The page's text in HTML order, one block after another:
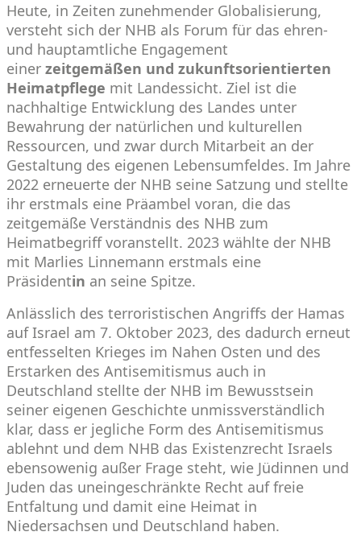
Heute, in Zeiten zunehmender Globalisierung,
versteht sich der NHB als Forum für das ehren-
und hauptamtliche Engagement
einer zeitgemäßen und zukunftsorientierten
Heimatpflege mit Landessicht. Ziel ist die
nachhaltige Entwicklung des Landes unter
Bewahrung der natürlichen und kulturellen
Ressourcen, und zwar durch Mitarbeit an der
Gestaltung des eigenen Lebensumfeldes. Im Jahre
2022 erneuerte der NHB seine Satzung und stellte
ihr erstmals eine Präambel voran, die das
zeitgemäße Verständnis des NHB zum
Heimatbegriff voranstellt. 2023 wählte der NHB
mit Marlies Linnemann erstmals eine
Präsidentin an seine Spitze.
Anlässlich des terroristischen Angriffs der Hamas
auf Israel am 7. Oktober 2023, des dadurch erneut
entfesselten Krieges im Nahen Osten und des
Erstarken des Antisemitismus auch in
Deutschland stellte der NHB im Bewusstsein
seiner eigenen Geschichte unmissverständlich
klar, dass er jegliche Form des Antisemitismus
ablehnt und dem NHB das Existenzrecht Israels
ebensowenig außer Frage steht, wie Jüdinnen und
Juden das uneingeschränkte Recht auf freie
Entfaltung und damit eine Heimat in
Niedersachsen und Deutschland haben.